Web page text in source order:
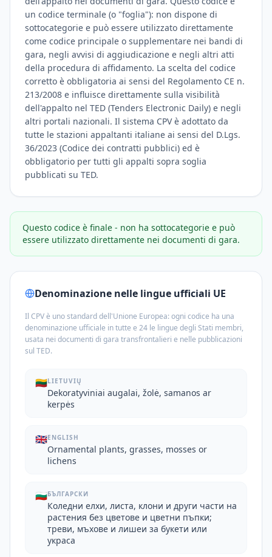
un codice terminale (o "foglia"): non dispone di
sottocategorie e può essere utilizzato direttamente
come codice principale o supplementare nei bandi di
gara, negli avvisi di aggiudicazione e negli altri atti
della procedura di affidamento. La scelta del codice
corretto è obbligatoria ai sensi del Regolamento CE n.
213/2008 e influisce direttamente sulla visibilità
dell'appalto nel TED (Tenders Electronic Daily) e negli
altri portali nazionali. Il sistema CPV è adottato da
tutte le stazioni appaltanti italiane ai sensi del D.Lgs.
36/2023 (Codice dei contratti pubblici) ed è
obbligatorio per tutti gli appalti sopra soglia
pubblicati su TED.
Questo codice è finale - non ha sottocategorie e può
essere utilizzato direttamente nei documenti di gara.
Denominazione nelle lingue ufficiali UE
Il CPV è uno standard dell'Unione Europea: ogni codice ha una
denominazione ufficiale in tutte e 24 le lingue degli Stati membri,
usata nei documenti di gara transfrontalieri e nelle pubblicazioni
sul TED.
🇱🇹LIETUVIŲ
Dekoratyviniai augalai, žolė, samanos ar
kerpės
🇬🇧ENGLISH
Ornamental plants, grasses, mosses or
lichens
🇧🇬БЪЛГАРСКИ
Коледни елхи, листа, клони и други части на
растения без цветове и цветни пъпки;
треви, мъхове и лишеи за букети или
украса